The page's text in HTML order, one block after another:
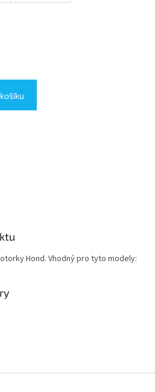
Hond. Vhodný pro tyto modely: